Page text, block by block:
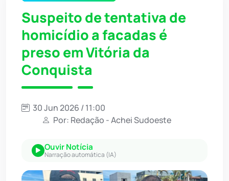
Suspeito de tentativa de
homicídio a facadas é
preso em Vitória da
Conquista
30 Jun 2026 / 11:00
Por: Redação - Achei Sudoeste
Ouvir Notícia
Narração automática (IA)